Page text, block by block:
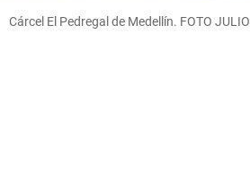
Cárcel El Pedregal de Medellín. FOTO